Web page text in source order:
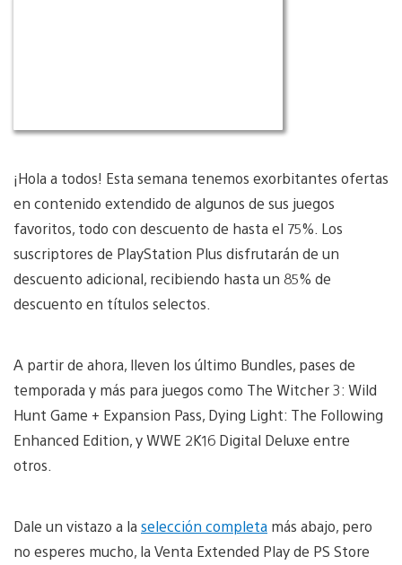
¡Hola a todos! Esta semana tenemos exorbitantes ofertas
en contenido extendido de algunos de sus juegos
favoritos, todo con descuento de hasta el 75%. Los
suscriptores de PlayStation Plus disfrutarán de un
descuento adicional, recibiendo hasta un 85% de
descuento en títulos selectos.
A partir de ahora, lleven los último Bundles, pases de
temporada y más para juegos como The Witcher 3: Wild
Hunt Game + Expansion Pass, Dying Light: The Following
Enhanced Edition, y WWE 2K16 Digital Deluxe entre
otros.
Dale un vistazo a la selección completa más abajo, pero
no esperes mucho, la Venta Extended Play de PS Store